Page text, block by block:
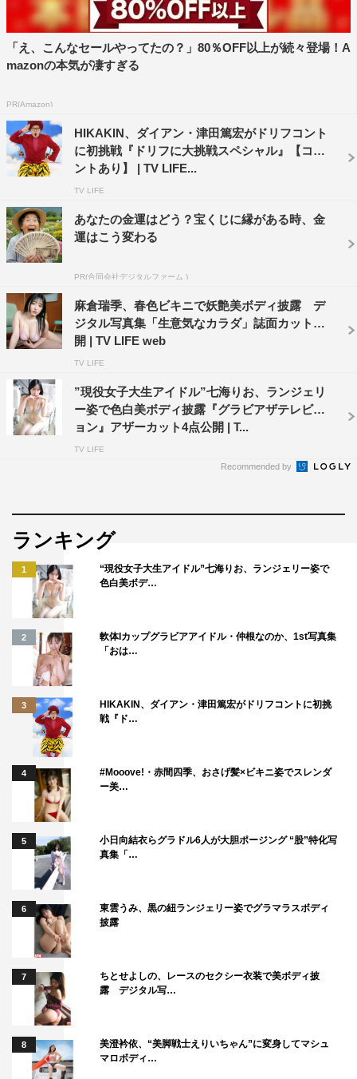
「え、こんなセールやってたの？」80％OFF以上が続々登場！A
mazonの本気が凄すぎる
PR(Amazon)
HIKAKIN、ダイアン・津田篤宏がドリフコント
に初挑戦『ドリフに大挑戦スペシャル』【コメ
ントあり】 | TV LIFE...
TV LIFE
あなたの金運はどう？宝くじに縁がある時、金
運はこう変わる
PR(合同会社デジタルファーム )
麻倉瑞季、春色ビキニで妖艶美ボディ披露 デ
ジタル写真集「生意気なカラダ」誌面カット公
開 | TV LIFE web
TV LIFE
”現役女子大生アイドル”七海りお、ランジェリ
ー姿で色白美ボディ披露『グラビアザテレビジ
ョン』アザーカット4点公開 | T...
TV LIFE
Recommended by
ランキング
1
“現役女子大生アイドル”七海りお、ランジェリー姿で
色白美ボデ…
2
軟体Iカップグラビアアイドル・仲根なのか、1st写真集
「おは…
3
HIKAKIN、ダイアン・津田篤宏がドリフコントに初挑
戦『ド…
4
#Mooove!・赤間四季、おさげ髪×ビキニ姿でスレンダ
ー美…
5
小日向結衣らグラドル6人が大胆ポージング “股”特化写
真集「…
6
東雲うみ、黒の紐ランジェリー姿でグラマラスボディ
披露
7
ちとせよしの、レースのセクシー衣装で美ボディ披
露 デジタル写…
8
美澄衿依、“美脚戦士えりいちゃん”に変身してマシュ
マロボディ…